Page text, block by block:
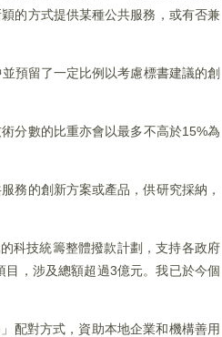
的方式提供某種公共服務，或有否兼
預留了一定比例以考慮標書建議的創
分數的比重亦會以最多不高於15%為
務的創新方案或產品，供研究採納，
科技統籌整體撥款計劃，支持各政府
，涉及總額超過3億元。我已於今個
配對方式，資助本地企業和機構善用